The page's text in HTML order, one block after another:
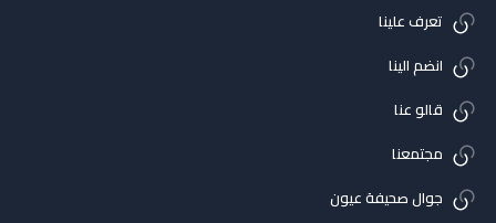
تعرف علينا
انضم الينا
قالو عنا
مجتمعنا
جوال صحيفة عيون